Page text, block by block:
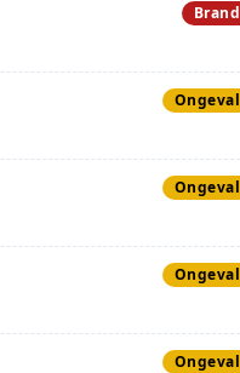
Brand
Ongeval
Ongeval
Ongeval
Ongeval